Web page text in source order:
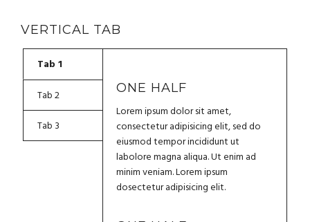
VERTICAL TAB
Tab 1
Tab 2
Tab 3
ONE HALF
Lorem ipsum dolor sit amet,
consectetur adipisicing elit, sed do
eiusmod tempor incididunt ut
labolore magna aliqua. Ut enim ad
minim veniam. Lorem ipsum
dosectetur adipisicing elit.